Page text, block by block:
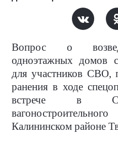
Вопрос о
одноэтажных домов
для участников СВО,
ранения в ходе
встрече в
Калининском районе